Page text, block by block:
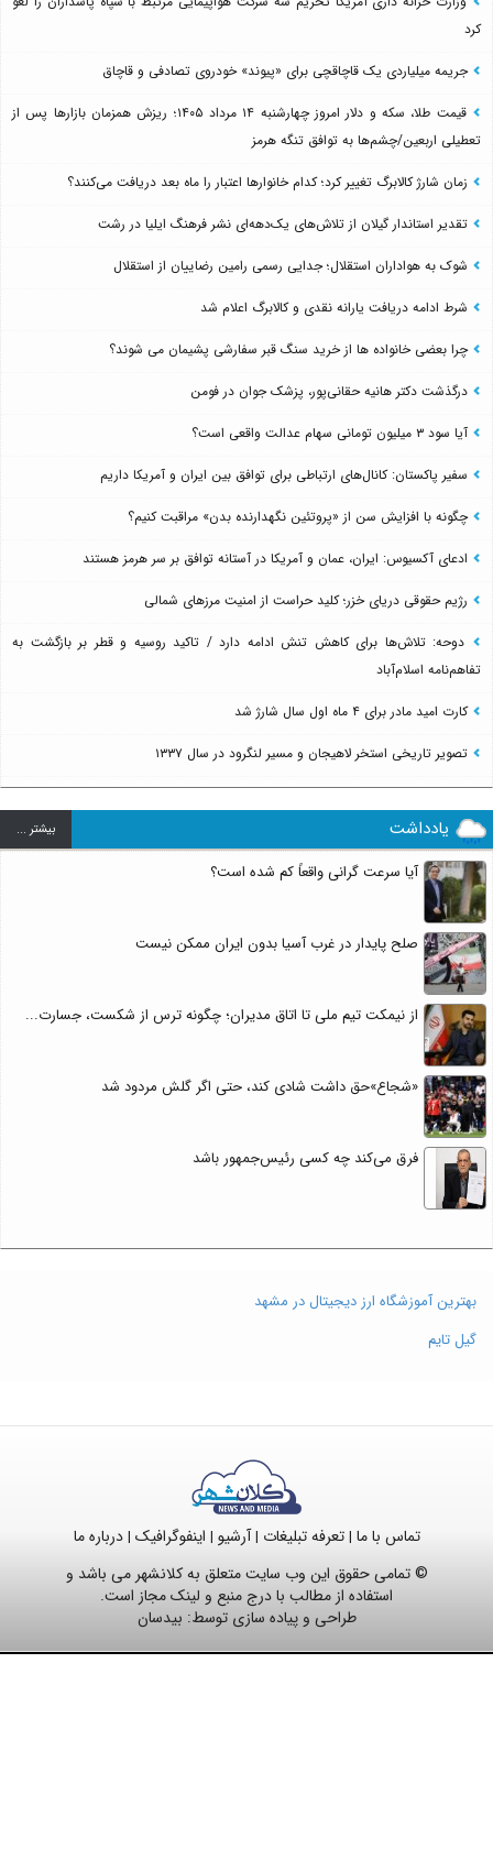
کرد
جریمه میلیاردی یک قاچاقچی برای «پیوند» خودروی تصادفی و قاچاق
قیمت طلا، سکه و دلار امروز چهارشنبه ۱۴ مرداد ۱۴۰۵؛ ریزش همزمان بازارها پس از
تعطیلی اربعین/چشم‌ها به توافق تنگه هرمز
زمان شارژ کالابرگ تغییر کرد؛ کدام خانوارها اعتبار را ماه بعد دریافت می‌کنند؟
تقدیر استاندار گیلان از تلاش‌های یک‌دهه‌ای نشر فرهنگ ایلیا در رشت
شوک به هواداران استقلال؛ جدایی رسمی رامین رضاییان از استقلال
شرط ادامه دریافت یارانه نقدی و کالابرگ اعلام شد
چرا بعضی خانواده ها از خرید سنگ قبر سفارشی پشیمان می شوند؟
درگذشت دکتر هانیه حقانی‌پور، پزشک جوان در فومن
آیا سود ۳ میلیون تومانی سهام عدالت واقعی است؟
سفیر پاکستان: کانال‌های ارتباطی برای توافق بین ایران و آمریکا داریم
چگونه با افزایش سن از «پروتئین نگهدارنده بدن» مراقبت کنیم؟
ادعای آکسیوس: ایران، عمان و آمریکا در آستانه توافق بر سر هرمز هستند
رژیم حقوقی دریای خزر؛ کلید حراست از امنیت مرزهای شمالی
دوحه: تلاش‌ها برای کاهش تنش ادامه دارد / تاکید روسیه و قطر بر بازگشت به
تفاهم‌نامه اسلام‌آباد
کارت امید مادر برای ۴ ماه اول سال شارژ شد
تصویر تاریخی استخر لاهیجان و مسیر لنگرود در سال ۱۳۳۷
یادداشت بيشتر ...
آیا سرعت گرانی واقعاً کم شده است؟
صلح پایدار در غرب آسیا بدون ایران ممکن نیست
از نیمکت تیم ملی تا اتاق مدیران؛ چگونه ترس از شکست، جسارت...
«شجاع»حق داشت شادی کند، حتی اگر گلش مردود شد
فرق می‌کند چه کسی رئیس‌جمهور باشد
بهترین آموزشگاه ارز دیجیتال در مشهد
گیل تایم
تماس با ما |تعرفه تبلیغات |آرشیو | اینفوگرافیک |درباره ما
© تمامی حقوق این وب سایت متعلق به کلانشهر می باشد و
استفاده از مطالب با درج منبع و لینک مجاز است.
طراحی و پیاده سازی توسط: بیدسان